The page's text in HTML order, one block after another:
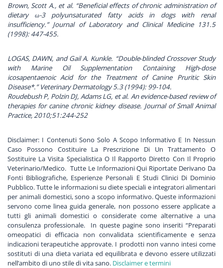
Brown, Scott A., et al. “Beneficial effects of chronic administration of
dietary ω-3 polyunsaturated fatty acids in dogs with renal
insufficiency.” Journal of Laboratory and Clinical Medicine 131.5
(1998): 447-455.
LOGAS, DAWN, and Gail A. Kunkle. “Double‐blinded Crossover Study
with Marine Oil Supplementation Containing High‐dose
icosapentaenoic Acid for the Treatment of Canine Pruritic Skin
Disease*.” Veterinary Dermatology 5.3 (1994): 99-104.
Roudebush P, Polzin DJ, Adams LG, et al. An evidence-based review of
therapies for canine chronic kidney disease. Journal of Small Animal
Practice, 2010;51:244-252
Disclaimer: I Contenuti Sono Solo A Scopo Informativo E In Nessun
Caso Possono Costituire La Prescrizione Di Un Trattamento O
Sostituire La Visita Specialistica O Il Rapporto Diretto Con Il Proprio
Veterinario/Medico. Tutte Le Informazioni Qui Riportate Derivano Da
Fonti Bibliografiche, Esperienze Personali E Studi Clinici Di Dominio
Pubblico. Tutte le informazioni su diete speciali e integratori alimentari
per animali domestici, sono a scopo informativo. Queste informazioni
servono come linea guida generale, non possono essere applicate a
tutti gli animali domestici o considerate come alternative a una
consulenza professionale. In queste pagine sono inseriti “Preparati
omeopatici di efficacia non convalidata scientificamente e senza
indicazioni terapeutiche approvate. I prodotti non vanno intesi come
sostituti di una dieta variata ed equilibrata e devono essere utilizzati
nell’ambito di uno stile di vita sano. Disclaimer e termini